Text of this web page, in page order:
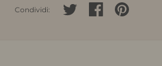
Condividi: Condividi su twitter
Condividi suCondividi su